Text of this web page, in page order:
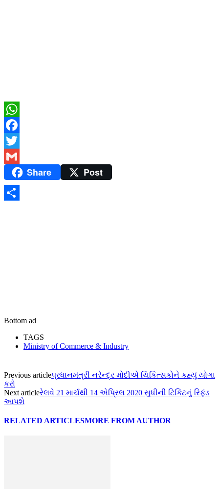
WhatsApp
Facebook
Twitter
Gmail Share Post
Bottom ad
TAGS
Ministry of Commerce & Industry
Previous articleપ્રધાનમંત્રી નરેન્દ્ર મોદીએ ચિકિત્સકોને કહ્યું યોગા
કરો
Next articleરેલવે 21 માર્ચથી 14 એપ્રિલ 2020 સુધીની ટિકિટનું રિફંડ
આપશે
RELATED ARTICLESMORE FROM AUTHOR